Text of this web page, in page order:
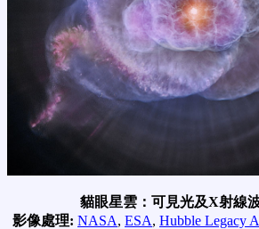
貓眼星雲：可見光及X射線
影像處理: NASA, ESA, Hubble Legacy